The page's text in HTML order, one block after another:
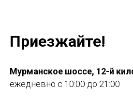
Приезжайте!
Мурманское шоссе, 12-й
ежедневно с 10:00 до 21:00